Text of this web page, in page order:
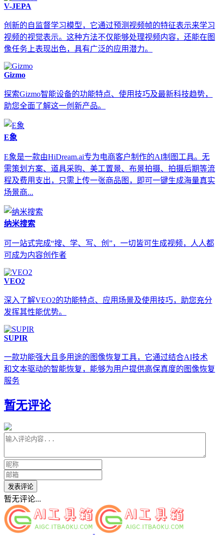
V-JEPA
创新的自监督学习模型，它通过预测视频帧的特征表示来学习
视频的视觉表示。这种方法不仅能够处理视频内容，还能在图
像任务上表现出色，具有广泛的应用潜力。
Gizmo
探索Gizmo智能设备的功能特点、使用技巧及最新科技趋势，
助您全面了解这一创新产品。
E象
E象是一款由HiDream.ai专为电商客户制作的AI制图工具。无
需策划方案、道具采购、美工置景、布景拍摄、拍摄后期等流
程及费用支出，只需上传一张商品图，即可一键生成海量真实
场景商...
纳米搜索
可一站式完成“搜、学、写、创”，一切皆可生成视频，人人都
可成为内容创作者
VEO2
深入了解VEO2的功能特点、应用场景及使用技巧，助您充分
发挥其性能优势。
SUPIR
一款功能强大且多用途的图像恢复工具，它通过结合AI技术
和文本驱动的智能恢复，能够为用户提供高保真度的图像恢复
服务
暂无评论
发表评论
暂无评论...